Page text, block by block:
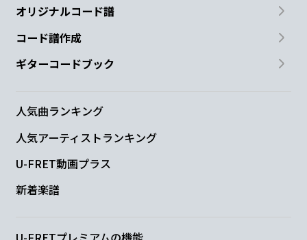
オリジナルコード譜
コード譜作成
ギターコードブック
人気曲ランキング
人気アーティストランキング
U-FRET動画プラス
新着楽譜